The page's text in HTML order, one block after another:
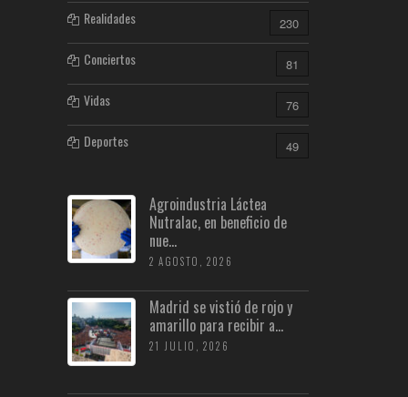
Realidades 230
Conciertos 81
Vidas 76
Deportes 49
Agroindustria Láctea
Nutralac, en beneficio de
nue...
2 AGOSTO, 2026
Madrid se vistió de rojo y
amarillo para recibir a...
21 JULIO, 2026